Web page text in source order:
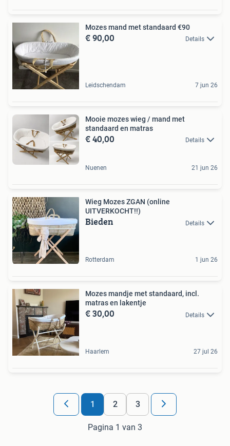
Mozes mand met standaard €90
€ 90,00 Details
Leidschendam 7 jun 26
Mooie mozes wieg / mand met
standaard en matras
€ 40,00 Details
Nuenen 21 jun 26
Wieg Mozes ZGAN (online
UITVERKOCHT!!)
Bieden Details
Rotterdam 1 jun 26
Mozes mandje met standaard, incl.
matras en lakentje
€ 30,00 Details
Haarlem 27 jul 26
1 2 3
Pagina 1 van 3